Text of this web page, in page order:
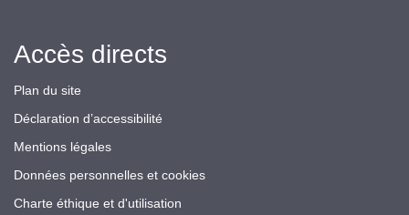
Accès directs
Plan du site
Déclaration d’accessibilité
Mentions légales
Données personnelles et cookies
Charte éthique et d'utilisation